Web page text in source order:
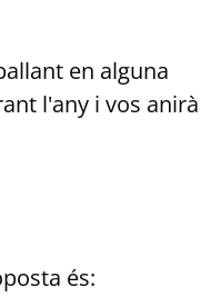
en alguna
l'any i vos anirà
és: